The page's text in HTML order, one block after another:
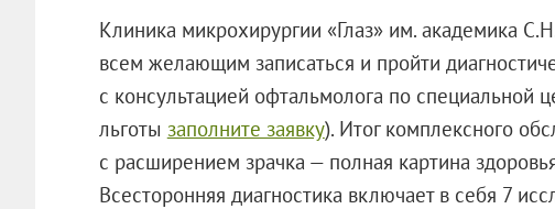
Клиника микрохирургии «Глаз» им. академика
всем желающим записаться и пройти
с консультацией офтальмолога по специальной
льготы заполните заявку). Итог комплексного
с расширением зрачка — полная картина
Всесторонняя диагностика включает в себя 7